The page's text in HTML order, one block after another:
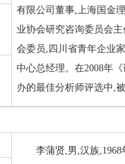
有限公司董事,上海国金
业协会研究咨询委员会
会委员,四川省青年企业
中心总经理。在2008年
办的最佳分析师评选中,
李蒲贤,男,汉族